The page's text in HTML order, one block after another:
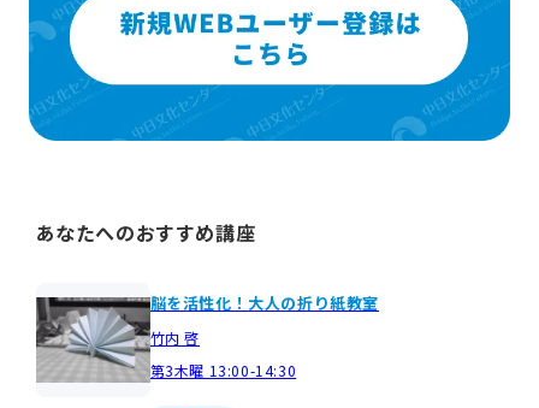
あなたへのおすすめ講座
脳を活性化！大人の折り紙教室
竹内 啓
第3木曜 13:00-14:30